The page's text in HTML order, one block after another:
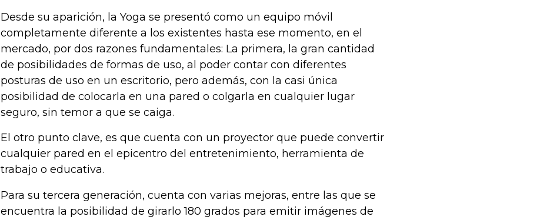
Desde su aparición, la Yoga se presentó como un equipo móvil
completamente diferente a los existentes hasta ese momento, en el
mercado, por dos razones fundamentales: La primera, la gran cantidad
de posibilidades de formas de uso, al poder contar con diferentes
posturas de uso en un escritorio, pero además, con la casi única
posibilidad de colocarla en una pared o colgarla en cualquier lugar
seguro, sin temor a que se caiga.
El otro punto clave, es que cuenta con un proyector que puede convertir
cualquier pared en el epicentro del entretenimiento, herramienta de
trabajo o educativa.
Para su tercera generación, cuenta con varias mejoras, entre las que se
encuentra la posibilidad de girarlo 180 grados para emitir imágenes de